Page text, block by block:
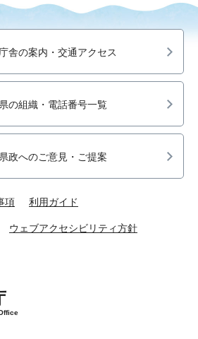
舎の案内・交通アクセス
県の組織・電話番号一覧
県政へのご意見・ご提案
項 利用ガイド
ウェブアクセシビリティ方針